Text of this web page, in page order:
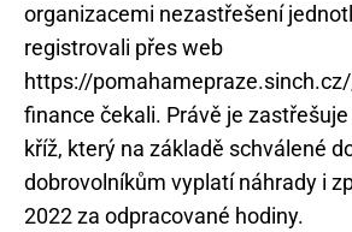
organizacemi nezastřešení
registrovali přes web
https://
finance čekali. Právě je
kříž, který na základě schválené
dobrovolníkům vyplatí náhrady i
2022 za odpracované hodiny.